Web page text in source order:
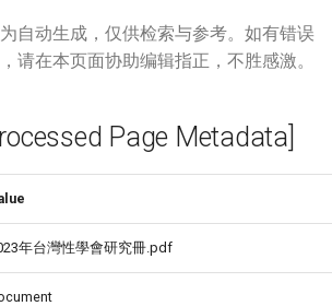
自动生成，仅供检索与参考。如有错误
请在本页面协助编辑指正，不胜感激。
Page Metadata]
年台灣性學會研究冊.pdf